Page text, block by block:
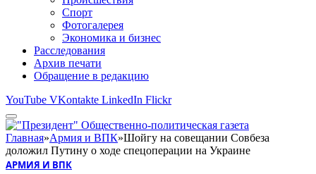
Спорт
Фотогалерея
Экономика и бизнес
Расследования
Архив печати
Обращение в редакцию
YouTube VKontakte LinkedIn Flickr
Главная»Армия и ВПК»Шойгу на совещании Совбеза
доложил Путину о ходе спецоперации на Украине
АРМИЯ И ВПК